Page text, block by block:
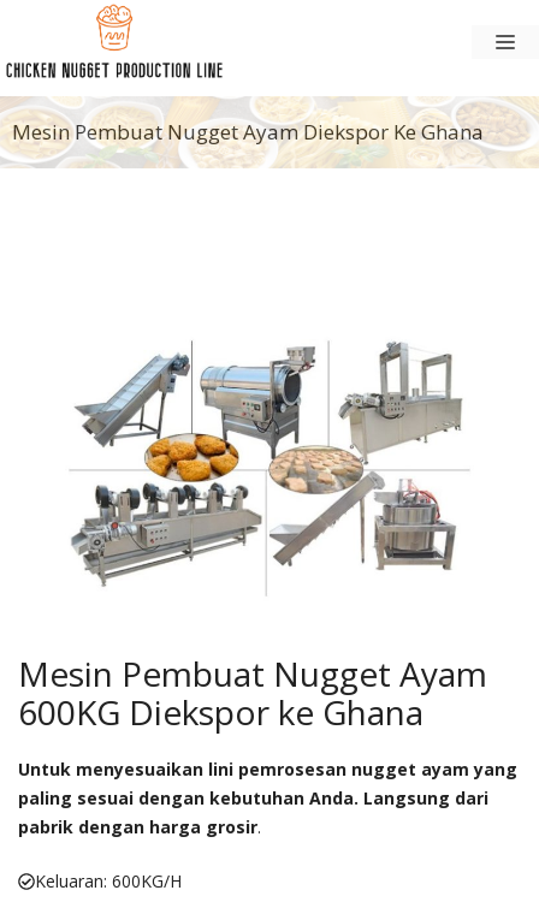
konten
Mesin Pembuat Nugget Ayam Diekspor Ke Ghana
Mesin Pembuat Nugget Ayam
600KG Diekspor ke Ghana
Untuk menyesuaikan lini pemrosesan nugget ayam yang
paling sesuai dengan kebutuhan Anda. Langsung dari
pabrik dengan harga grosir.
Keluaran: 600KG/H